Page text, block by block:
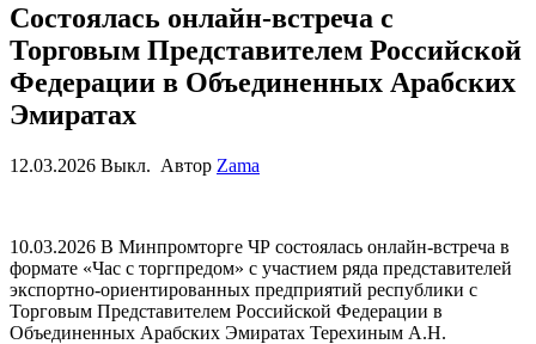
Состоялась онлайн-встреча с
Торговым Представителем Российской
Федерации в Объединенных Арабских
Эмиратах
12.03.2026 Выкл. Автор Zama
10.03.2026 В Минпромторге ЧР состоялась онлайн-встреча в
формате «Час с торгпредом» с участием ряда представителей
экспортно-ориентированных предприятий республики с
Торговым Представителем Российской Федерации в
Объединенных Арабских Эмиратах Терехиным А.Н.